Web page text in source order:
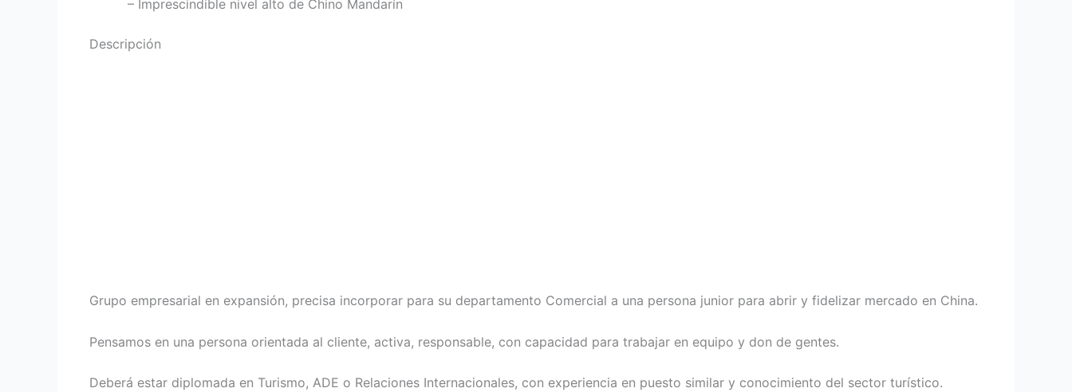
– Imprescindible nivel alto de Chino Mandarín
Descripción
Grupo empresarial en expansión, precisa incorporar para su departamento Comercial a una persona junior para abrir y fidelizar mercado en China.
Pensamos en una persona orientada al cliente, activa, responsable, con capacidad para trabajar en equipo y don de gentes.
Deberá estar diplomada en Turismo, ADE o Relaciones Internacionales, con experiencia en puesto similar y conocimiento del sector turístico.